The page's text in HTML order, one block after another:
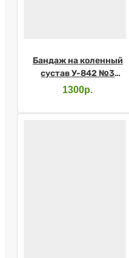
Бандаж на коленный
сустав У-842 №3
серый (Крейт)
1300р.